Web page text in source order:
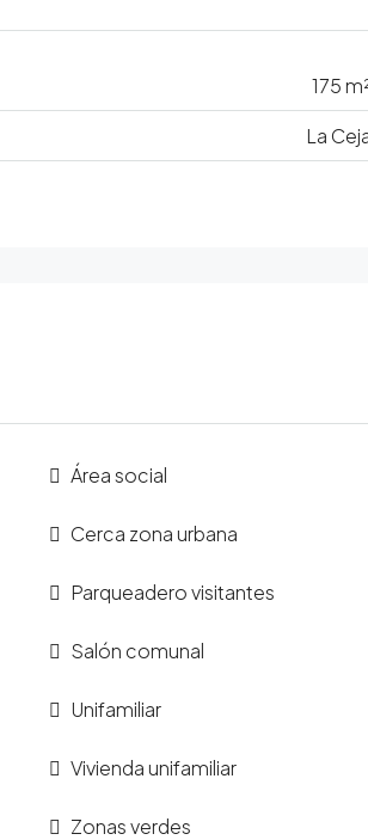
175
La
Área social
Cerca zona urbana
Parqueadero visitantes
Salón comunal
Unifamiliar
Vivienda unifamiliar
Zonas verdes